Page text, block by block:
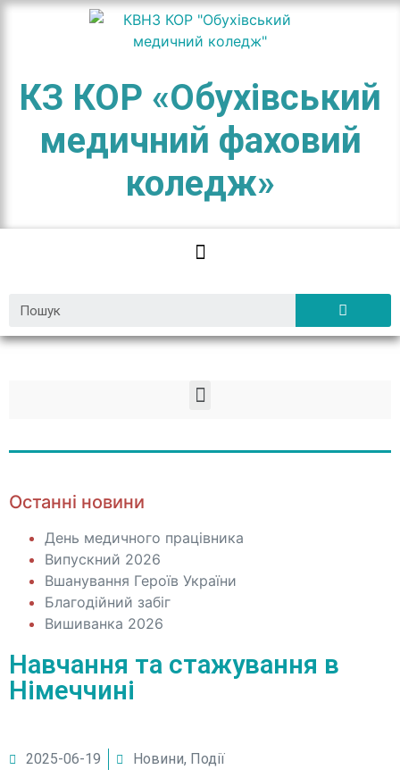
КЗ КОР «Обухівський
медичний фаховий
коледж»
Останні новини
День медичного працівника
Випускний 2026
Вшанування Героїв України
Благодійний забіг
Вишиванка 2026
Навчання та стажування в
Німеччині
2025-06-19 Новини, Події